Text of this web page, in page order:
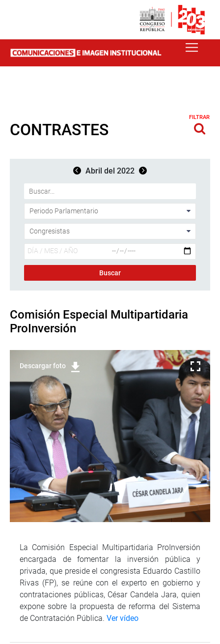
CONTRASTES
FILTRAR
Abril del 2022
Comisión Especial Multipartidaria
ProInversión
Descargar foto
La Comisión Especial Multipartidaria ProInversión
encargada de fomentar la inversión pública y
privada, que preside el congresista Eduardo Castillo
Rivas (FP), se reúne con el experto en gobierno y
contrataciones públicas, César Candela Jara, quien
expone sobre la propuesta de reforma del Sistema
de Contratación Pública. Ver vídeo